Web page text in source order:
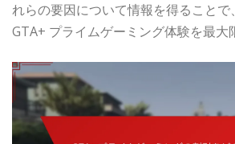
れらの要因について情報を得ることで
GTA+ プライムゲーミング体験を最大